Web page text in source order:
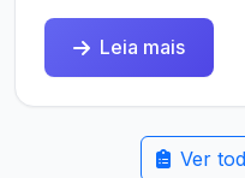
Leia mais
Ver